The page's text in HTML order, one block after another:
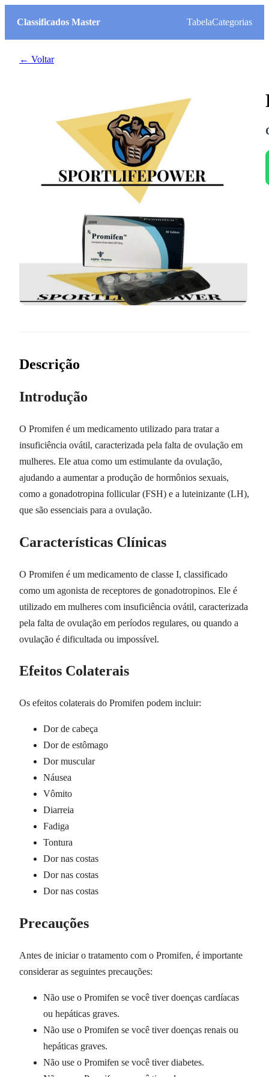
Classificados Master TabelaCategorias
← Voltar
Descrição
Introdução
O Promifen é um medicamento utilizado para tratar a
insuficiência ovátil, caracterizada pela falta de ovulação em
mulheres. Ele atua como um estimulante da ovulação,
ajudando a aumentar a produção de hormônios sexuais,
como a gonadotropina follicular (FSH) e a luteinizante (LH),
que são essenciais para a ovulação.
Características Clínicas
O Promifen é um medicamento de classe I, classificado
como um agonista de receptores de gonadotropinos. Ele é
utilizado em mulheres com insuficiência ovátil, caracterizada
pela falta de ovulação em períodos regulares, ou quando a
ovulação é dificultada ou impossível.
Efeitos Colaterais
Os efeitos colaterais do Promifen podem incluir:
Dor de cabeça
Dor de estômago
Dor muscular
Náusea
Vômito
Diarreia
Fadiga
Tontura
Dor nas costas
Dor nas costas
Dor nas costas
Precauções
Antes de iniciar o tratamento com o Promifen, é importante
considerar as seguintes precauções:
Não use o Promifen se você tiver doenças cardíacas
ou hepáticas graves.
Não use o Promifen se você tiver doenças renais ou
hepáticas graves.
Não use o Promifen se você tiver diabetes.